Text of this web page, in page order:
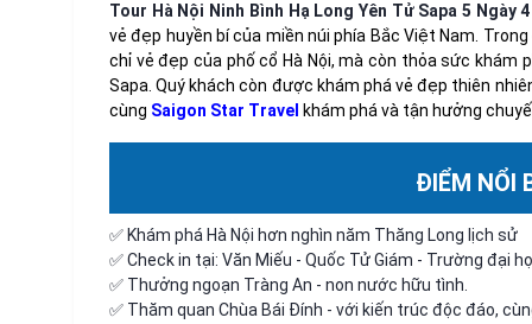
Tour Hà Nội Ninh Bình Hạ Long Yên Tử Sapa 5 Ngày
vẻ đẹp huyền bí của miền núi phía Bắc Việt Nam.
chỉ vẻ đẹp của phố cổ Hà Nội, mà còn thỏa sức khám
Sapa. Quý khách còn được khám phá vẻ đẹp thiên
cùng Saigon Star Travel khám phá và tận hưởng
ĐIỂM NỔI
✅ Khám phá Hà Nội hơn nghìn năm Thăng Long lịch sử
✅ Check in tại: Văn Miếu - Quốc Tử Giám - Trường đại
✅ Thưởng ngoạn Tràng An - non nước hữu tình.
✅ Thăm quan Chùa Bái Đính - với kiến trúc độc đáo,